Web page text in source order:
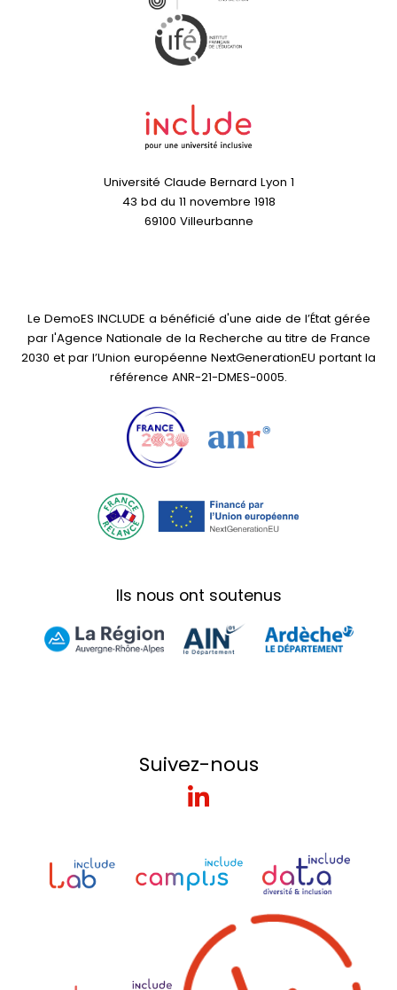
Université Claude Bernard Lyon 1
43 bd du 11 novembre 1918
69100 Villeurbanne
Le DemoES INCLUDE a bénéficié d'une aide de l’État gérée
par l'Agence Nationale de la Recherche au titre de France
2030 et par l’Union européenne NextGenerationEU portant la
référence ANR-21-DMES-0005.
Ils nous ont soutenus
Suivez-nous